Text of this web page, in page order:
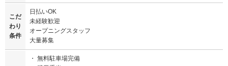
こだ
わり
条件
日払いOK
未経験歓迎
オープニングスタッフ
大量募集
・ 無料駐車場完備